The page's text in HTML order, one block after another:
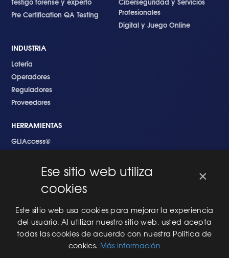
Pre Certification QA Testing
Profesionales
Digital y Juego Online
INDUSTRIA
Lotería
Operadores
Reguladores
Proveedores
HERRAMIENTAS
GLIAccess®
EMPEZANDO
Nuevo en GLI
Nuevo Software
Una Nueva Máquina
Modificaciones al Software
Modificaciones al Hardware
×
Ese sitio web utiliza
cookies
Este sitio web usa cookies para mejorar la experiencia
del usuario. Al utilizar nuestro sitio web, usted acepta
todas las cookies de acuerdo con nuestra Política de
cookies. Más información